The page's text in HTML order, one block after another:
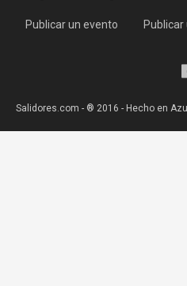
Publicar un evento Publicar
Salidores.com - ® 2016 - Hecho en